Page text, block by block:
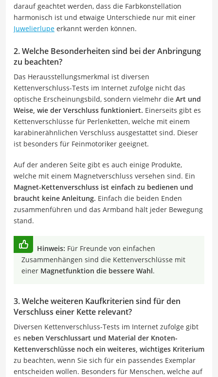
darauf geachtet werden, dass die Farbkonstellation
harmonisch ist und etwaige Unterschiede nur mit einer
Juwelierlupe erkannt werden können.
2. Welche Besonderheiten sind bei der Anbringung
zu beachten?
Das Herausstellungsmerkmal ist diversen
Kettenverschluss-Tests im Internet zufolge nicht das
optische Erscheinungsbild, sondern vielmehr die Art und
Weise, wie der Verschluss funktioniert. Einerseits gibt es
Kettenverschlüsse für Perlenketten, welche mit einem
karabinerähnlichen Verschluss ausgestattet sind. Dieser
ist besonders für Feinmotoriker geeignet.
Auf der anderen Seite gibt es auch einige Produkte,
welche mit einem Magnetverschluss versehen sind. Ein
Magnet-Kettenverschluss ist einfach zu bedienen und
braucht keine Anleitung. Einfach die beiden Enden
zusammenführen und das Armband hält jeder Bewegung
stand.
Hinweis: Für Freunde von einfachen
Zusammenhängen sind die Kettenverschlüsse mit
einer Magnetfunktion die bessere Wahl.
3. Welche weiteren Kaufkriterien sind für den
Verschluss einer Kette relevant?
Diversen Kettenverschluss-Tests im Internet zufolge gibt
es neben Verschlussart und Material der Knoten-
Kettenverschlüsse noch ein weiteres, wichtiges Kriterium
zu beachten, wenn Sie sich für ein passendes Exemplar
entscheiden wollen. Besonders für Menschen, welche auf